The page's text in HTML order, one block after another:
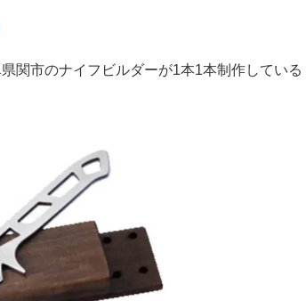
関市のナイフビルダーが1本1本制作している